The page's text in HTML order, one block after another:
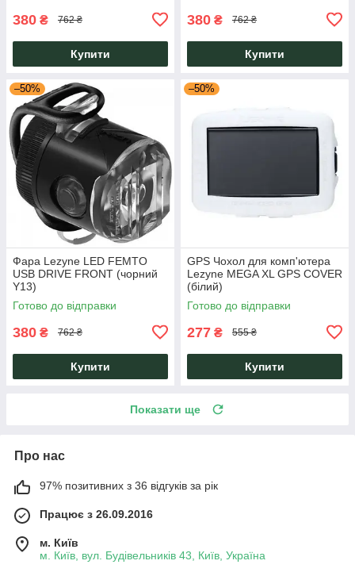
380 ₴ 762 ₴
Купити
380 ₴ 762 ₴
Купити
–50%
Фара Lezyne LED FEMTO
USB DRIVE FRONT (чорний
Y13)
Готово до відправки
380 ₴ 762 ₴
Купити
–50%
GPS Чохол для комп'ютера
Lezyne MEGA XL GPS COVER
(білий)
Готово до відправки
277 ₴ 555 ₴
Купити
Показати ще
Про нас
97% позитивних з 36 відгуків за рік
Працює з 26.09.2016
м. Київ
м. Київ, вул. Будівельників 43, Київ, Україна